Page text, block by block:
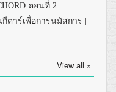
ตอนที่ 2
กีตาร์เพื่อการนมัสการ |
View all »